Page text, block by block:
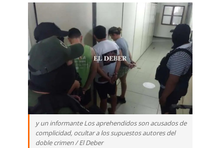
y un informante Los aprehendidos son acusados de
complicidad, ocultar a los supuestos autores del
doble crimen / El Deber